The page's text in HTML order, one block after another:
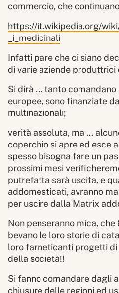
commercio, che
https://it.wikipedia.org/
_i_medicinali
Infatti pare che ci siano
di varie aziende produttrici
Si dirà ... tanto comandano
europee, sono finanziate
multinazionali;
verità assoluta, ma ...
coperchio si apre ed esce
spesso bisogna fare un
prossimi mesi
putrefatta sarà uscita, e
addomesticati, avranno
per uscire dalla Matrix
Non penseranno mica,
bevano le loro storie di
loro farneticanti progetti di
della società!!
Si fanno comandare dagli
chiusure delle regioni ed